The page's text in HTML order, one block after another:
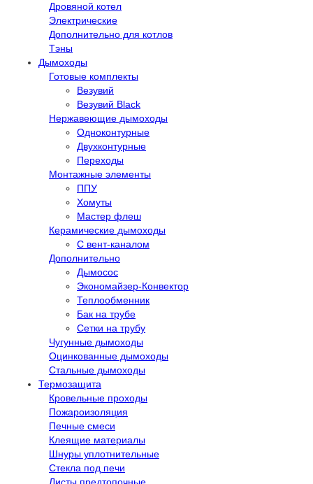
Дровяной котел
Электрические
Дополнительно для котлов
Тэны
Дымоходы
Готовые комплекты
Везувий
Везувий Black
Нержавеющие дымоходы
Одноконтурные
Двухконтурные
Переходы
Монтажные элементы
ППУ
Хомуты
Мастер флеш
Керамические дымоходы
С вент-каналом
Дополнительно
Дымосос
Экономайзер-Конвектор
Теплообменник
Бак на трубе
Сетки на трубу
Чугунные дымоходы
Оцинкованные дымоходы
Стальные дымоходы
Термозащита
Кровельные проходы
Пожароизоляция
Печные смеси
Клеящие материалы
Шнуры уплотнительные
Стекла под печи